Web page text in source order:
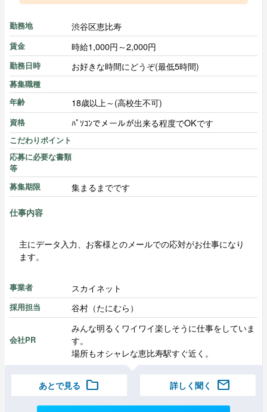
勤務地 渋谷区恵比寿
賃金 時給1,000円～2,000円
勤務日時 お好きな時間にどうぞ(最低5時間)
募集職種
年齢
18歳以上～(高校生不可)
資格 ﾊﾟｿｺﾝでメールが出来る程度でOKです
こだわりポイント
応募に必要な書類
等
募集期限
集まるまでです
仕事内容
主にデータ入力、お客様とのメールでの応対がお仕事になり
ます。
事業者 スカイネット
採用担当 谷村（たにむら）
会社PR
みんな明るくワイワイ楽しそうに仕事をしていま
す。
場所もオシャレな恵比寿駅すぐ近く。
あとで見る folder 詳しく聞く mail